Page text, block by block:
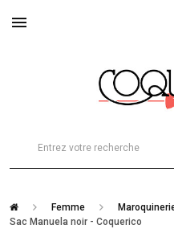
Femme
Sac Manuela noir - Coquerico